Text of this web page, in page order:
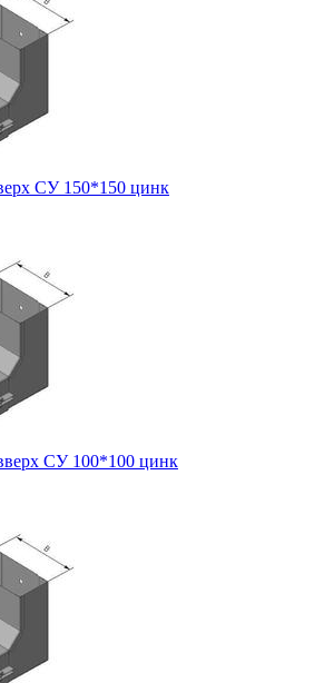
СУ 150*150 цинк
СУ 100*100 цинк